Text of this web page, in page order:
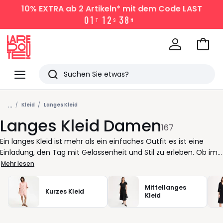
10% EXTRAab 2 Artikeln* mit dem Code LAST
01 T 1 2 S 38 M
Menü
Redoute
Suchen
Zuletzt
angesehen
Artikel
Zum
... Kleid Langes Kleid
Langes Kleid Damen167
Ein langes Kleid ist mehr als ein einfaches Outfit es ist eine
Einladung, den Tag mit Gelassenheit und Stil zu erleben. Ob im
Büro, bei einem Treffen mit Freunden oder bei einem festlichen
Anlass: Sein fließender Schnitt bietet Bewegungsfreiheit,
während seine Silhouette stets eine elegante Linie wahrt. Für
den Alltag genügt es, das lange Kleid mit flachen Sandalen oder
Sneakers zu kombinieren, um mühelos chic zu wirken. Abends
Mehr lesen
Kurzes Kleid
Mittellanges
Kleid